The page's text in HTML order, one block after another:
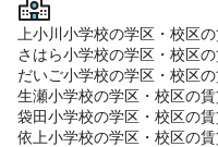
上小川小学校の学区・校区
さはら小学校の学区・校区
だいご小学校の学区・校区
生瀬小学校の学区・校区の
袋田小学校の学区・校区の
依上小学校の学区・校区の